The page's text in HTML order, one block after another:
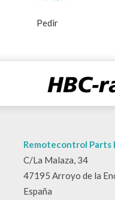
Pedir
Remotecontrol Parts
C/La Malaza, 34
47195 Arroyo de la
España